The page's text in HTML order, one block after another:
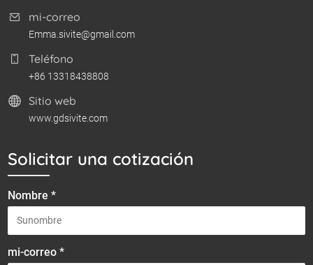
mi-correo
Emma.sivite@gmail.com
Teléfono
+86 13318438808
Sitio web
www.gdsivite.com
Solicitar una cotización
Nombre *
mi-correo *